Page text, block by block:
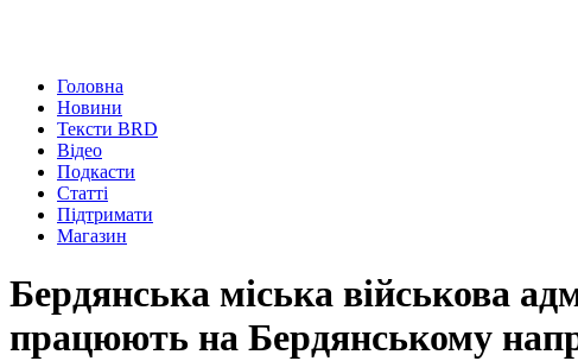
Головна
Новини
Тексти BRD
Відео
Подкасти
Статті
Підтримати
Магазин
Бердянська міська військова
працюють на Бердянському